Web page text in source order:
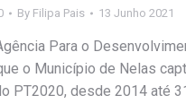
By Filipa Pais 13 Junho 2021
Para o
o Município de Nelas
PT2020, desde 2014 até